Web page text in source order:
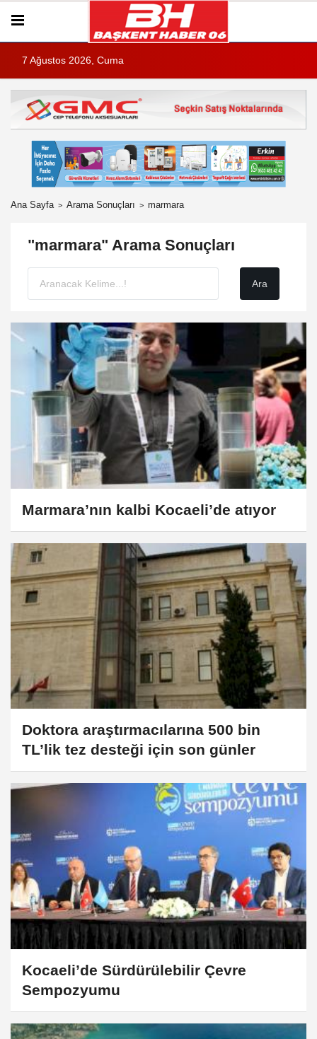
7 Ağustos 2026, Cuma
Ana Sayfa Arama Sonuçları marmara
"marmara" Arama Sonuçları
Marmara’nın kalbi Kocaeli’de atıyor
Doktora araştırmacılarına 500 bin
TL’lik tez desteği için son günler
Kocaeli’de Sürdürülebilir Çevre
Sempozyumu